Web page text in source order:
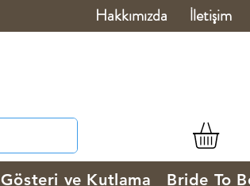
Hakkımızda İletişim
Gösteri ve Kutlama Bride To